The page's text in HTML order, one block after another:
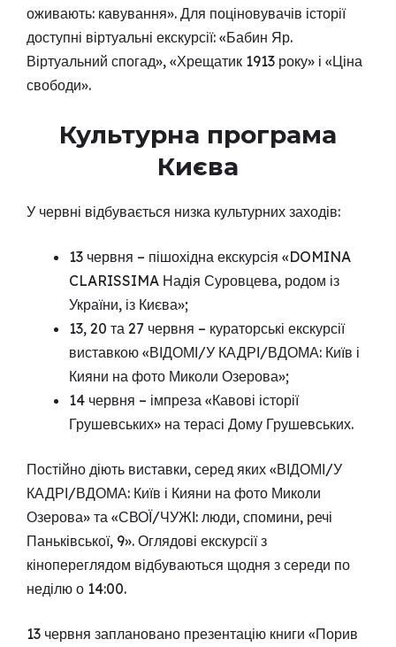
оживають: кавування». Для поціновувачів історії
доступні віртуальні екскурсії: «Бабин Яр.
Віртуальний спогад», «Хрещатик 1913 року» і «Ціна
свободи».
Культурна програма
Києва
У червні відбувається низка культурних заходів:
13 червня – пішохідна екскурсія «DOMINA
CLARISSIMA Надія Суровцева, родом із
України, із Києва»;
13, 20 та 27 червня – кураторські екскурсії
виставкою «ВІДОМІ/У КАДРІ/ВДОМА: Київ і
Кияни на фото Миколи Озерова»;
14 червня – імпреза «Кавові історії
Грушевських» на терасі Дому Грушевських.
Постійно діють виставки, серед яких «ВІДОМІ/У
КАДРІ/ВДОМА: Київ і Кияни на фото Миколи
Озерова» та «СВОЇ/ЧУЖІ: люди, спомини, речі
Паньківської, 9». Оглядові екскурсії з
кінопереглядом відбуваються щодня з середи по
неділю о 14:00.
13 червня заплановано презентацію книги «Порив